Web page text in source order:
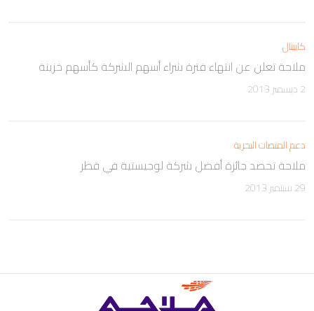
كابيتال
ملاحة تعلن عن انتهاء فترة شراء أسهم الشركة كأسهم خزينة
2 ديسمبر 2013
دعم المنصات البحرية
ملاحة تحصد جائزة أفضل شركة لوجيستية في قطر
29 سبتمبر 2013